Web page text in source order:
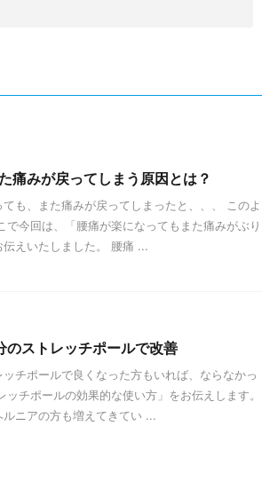
痛みが戻ってしまう原因とは？
も、また痛みが戻ってしまったと、、、 このよ
で今回は、「腰痛が楽になってもまた痛みがぶり
えいたしました。 腰痛 ...
のストレッチポールで改善
チポールで良くなった方もいれば、ならなかっ
チポールの効果的な使い方」をお伝えします。
ニアの方も増えてきてい ...